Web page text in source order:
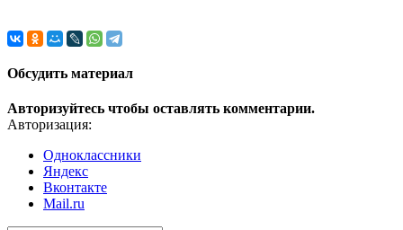
Обсудить материал
Авторизуйтесь чтобы оставлять комментарии.
Авторизация:
Одноклассники
Яндекс
Вконтакте
Mail.ru